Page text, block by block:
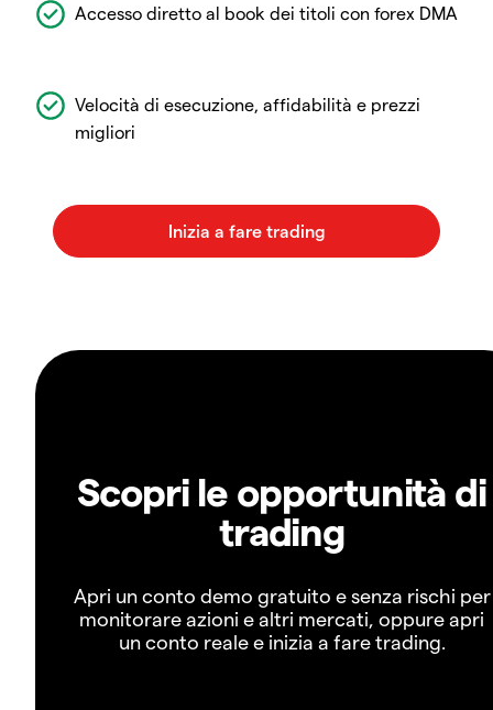
Accesso diretto al book dei titoli con forex DMA
Velocità di esecuzione, affidabilità e prezzi
migliori
Scopri le opportunità di
trading
Apri un conto demo gratuito e senza rischi per
monitorare azioni e altri mercati, oppure apri
un conto reale e inizia a fare trading.